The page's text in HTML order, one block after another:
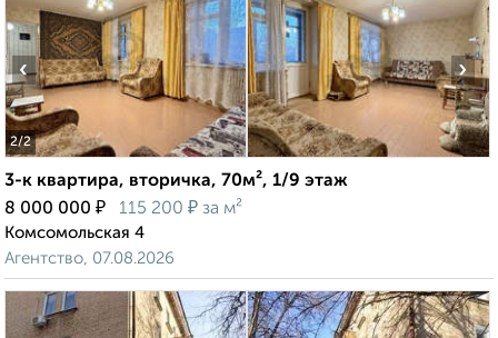
2/2
‹ ›
3-к квартира, вторичка, 70м², 1/9 этаж
8 000 000 ₽ 115 200 ₽ за м²
Комсомольская 4
Агентство, 07.08.2026